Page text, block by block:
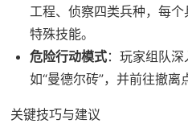
工程、侦察四类兵种，每
特殊技能。
危险行动模式：玩家组队深
如“曼德尔砖”，并前往撤离
关键技巧与建议